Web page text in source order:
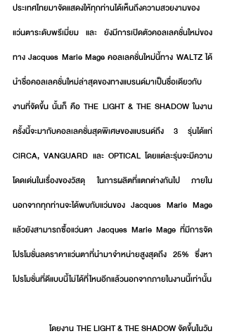
ประเทศไทยมาจัดแสดงให้ทุกท่านได้เห็นถึงความสวยงามของ
แว่นตาระดับพรีเมี่ยม และ ยังมีการเปิดตัวคอลเลคชั่นใหม่ของ
ทาง Jacques Marie Mage คอลเลคชั่นใหม่นี้ทาง WALTZ ได้
นำชื่อคอลเลคชั่นใหม่ล่าสุดของทางแบรนด์มาเป็นชื่อเดียวกับ
งานที่จัดขึ้น นั้นก็ คือ THE LIGHT & THE SHADOW ในงาน
ครั้งนี้จะมากับคอลเลคชั่นสุดพิเศษของแบรนด์ถึง 3 รุ่นได้แก่
CiRCA, VANGUARD และ OPTICAL โดยแต่ละรุ่นจะมีความ
โดดเด่นในเรื่องของวัสดุ ในการผลิตที่แตกต่างกันไป ภายใน
นอกจากทุกท่านจะได้พบกับแว่นของ Jacques Marie Mage
แล้วยังสามารถซื้อแว่นตา Jacques Marie Mage ที่มีการจัด
โปรโมชั่นลดราคาแว่นตาที่นำมาจำหน่ายสูงสุดถึง 25% ซึ่งหา
                 โดยงาน THE LIGHT & THE SHADOW จัดขึ้นในวัน